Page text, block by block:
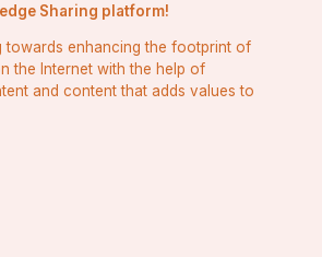
Sharing platform!
towards enhancing the footprint of
the Internet with the help of
and content that adds values to